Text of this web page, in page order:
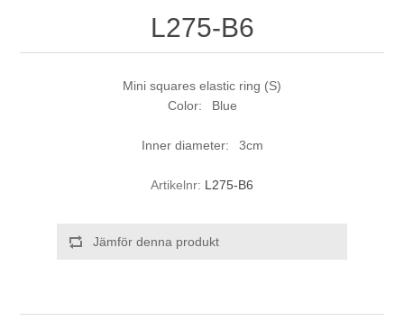
L275-B6
Mini squares elastic ring (S)
Color: Blue
Inner diameter: 3cm
Artikelnr: L275-B6
Jämför denna produkt